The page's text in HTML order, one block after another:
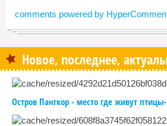
comments powered by
Новое, последнее,
Остров Пангкор - место где живут